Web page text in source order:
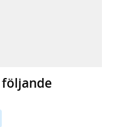
webbplats,
webbplats,